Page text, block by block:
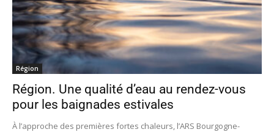
Région
Région. Une qualité d’eau au rendez-vous
pour les baignades estivales
À l’approche des premières fortes chaleurs, l’ARS Bourgogne-